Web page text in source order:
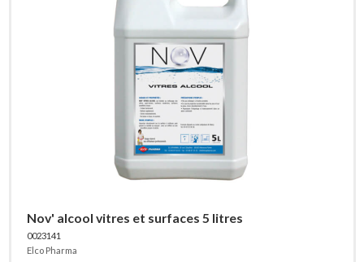
Nov' alcool vitres et surfaces 5 litres
0023141
Elco Pharma